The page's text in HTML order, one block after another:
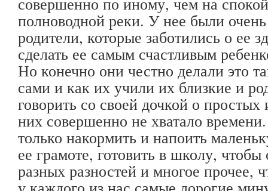
полноводной реки. У нее были
родители, которые заботились о ее
сделать ее самым счастливым
Но конечно они честно делали это
сами и как их учили их близкие и
говорить со своей дочкой о
них совершенно не хватало
только накормить и напоить
ее грамоте, готовить в школу,
разных разностей и многое прочее,